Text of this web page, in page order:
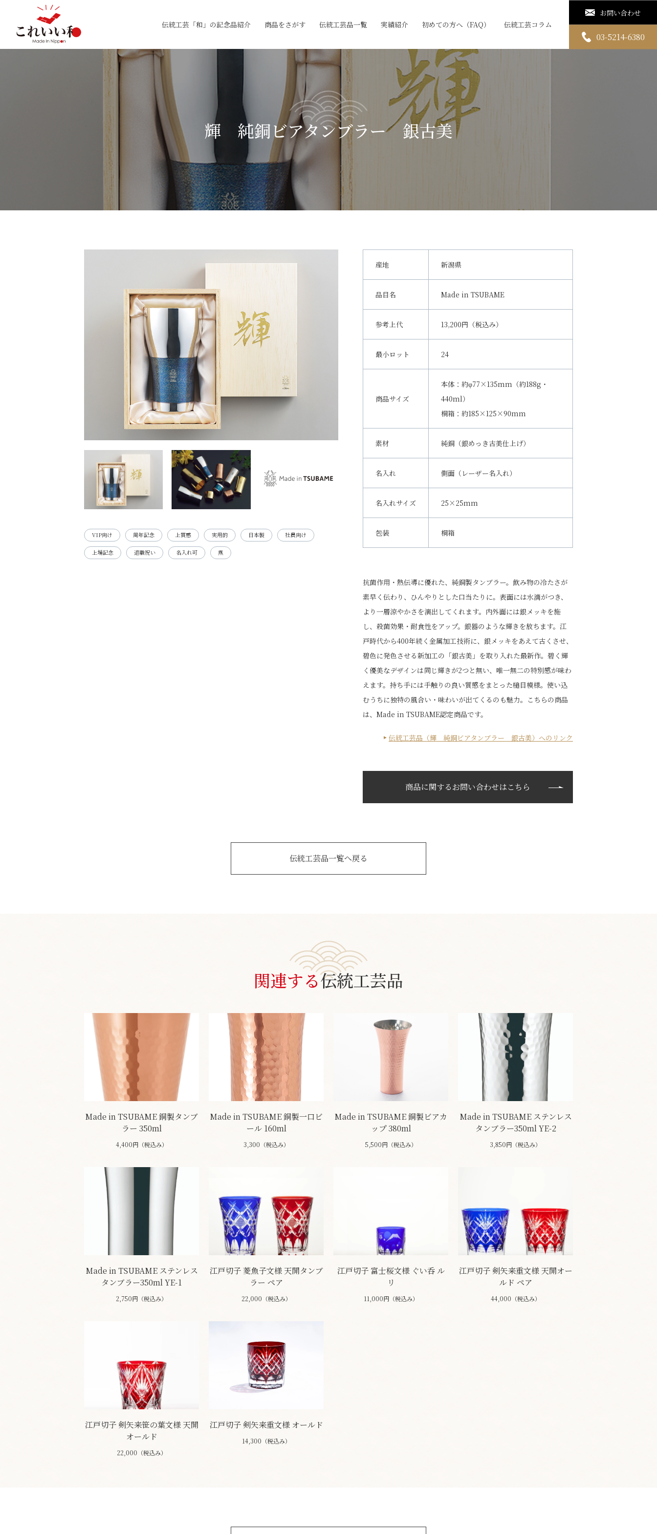
伝統工芸「和」の記念品紹介 商品をさがす 伝統工芸品一覧 実績紹介 初めての方へ（FAQ） 伝統工芸コラム
お問い合わせ
03-5214-6380
輝 純銅ビアタンブラー 銀古美
VIP向け 周年記念 上質感 実用的 日本製 社員向け
上場記念 退職祝い 名入れ可 燕
産地 新潟県
品目名 Made in TSUBAME
参考上代 13,200円（税込み）
最小ロット 24
商品サイズ
本体：約φ77×135mm（約188g・
440ml）
桐箱：約185×125×90mm
素材 純銅（銀めっき古美仕上げ）
名入れ 側面（レーザー名入れ）
名入れサイズ 25×25mm
包装 桐箱
抗菌作用・熱伝導に優れた、純銅製タンブラー。飲み物の冷たさが
素早く伝わり、ひんやりとした口当たりに。表面には水滴がつき、
より一層涼やかさを演出してくれます。内外面には銀メッキを施
し、殺菌効果・耐食性をアップ。銀器のような輝きを放ちます。江
戸時代から400年続く金属加工技術に、銀メッキをあえて古くさせ、
碧色に発色させる新加工の「銀古美」を取り入れた最新作。碧く輝
く優美なデザインは同じ輝きが2つと無い、唯一無二の特別感が味わ
えます。持ち手には手触りの良い質感をまとった槌目模様。使い込
むうちに独特の風合い・味わいが出てくるのも魅力。こちらの商品
は、Made in TSUBAME認定商品です。
伝統工芸品（輝 純銅ビアタンブラー 銀古美）へのリンク
商品に関するお問い合わせはこちら
伝統工芸品一覧へ戻る
関連する伝統工芸品
Made in TSUBAME 銅製タンブ
ラー 350ml
4,400円（税込み）
Made in TSUBAME 銅製一口ビ
ール 160ml
3,300（税込み）
Made in TSUBAME 銅製ビアカ
ップ 380ml
5,500円（税込み）
Made in TSUBAME ステンレス
タンブラー350ml YE-2
3,850円（税込み）
Made in TSUBAME ステンレス
タンブラー350ml YE-1
2,750円（税込み）
江戸切子 菱魚子文様 天開タンブ
ラー ペア
22,000（税込み）
江戸切子 富士桜文様 ぐい呑 ル
リ
11,000円（税込み）
江戸切子 剣矢来重文様 天開オー
ルド ペア
44,000（税込み）
江戸切子 剣矢来笹の葉文様 天開
オールド
22,000（税込み）
江戸切子 剣矢来重文様 オールド
14,300（税込み）